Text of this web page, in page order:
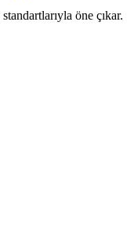
öne çıkar.